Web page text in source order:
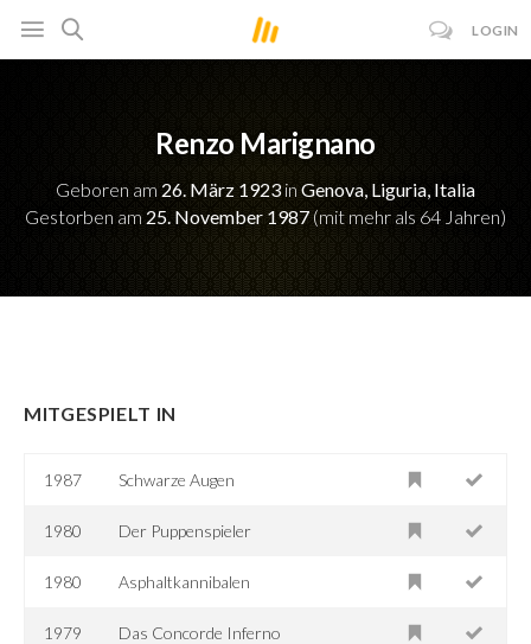
LOGIN
Renzo Marignano
Geboren am 26. März 1923in Genova, Liguria, Italia
Gestorben am 25. November 1987 (mit mehr als 64 Jahren)
MITGESPIELT IN
1987 Schwarze Augen
1980 Der Puppenspieler
1980 Asphaltkannibalen
1979 Das Concorde Inferno